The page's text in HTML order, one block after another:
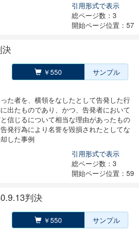
引用形式で表示
総ページ数：3
開始ページ位置：57
決
￥550 サンプル
た者を、横領をなしたとして告発した行
出たものであり、かつ、告発者において
信じるについて相当な理由があったもの
発行為により名誉を毀損されたとしてな
した事例
引用形式で表示
総ページ数：3
開始ページ位置：59
判決
￥550 サンプル